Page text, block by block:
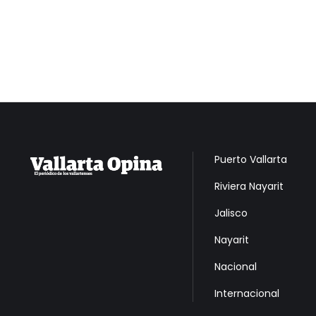
Puerto Vallarta
Riviera Nayarit
Jalisco
Nayarit
Nacional
Internacional